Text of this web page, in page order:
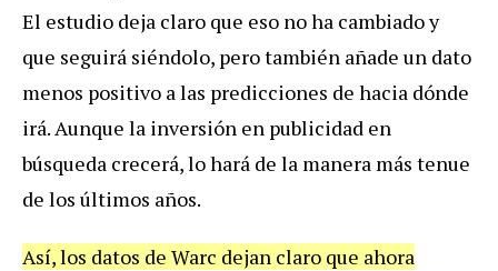
El estudio deja claro que eso no ha cambiado y
que seguirá siéndolo, pero también añade un dato
menos positivo a las predicciones de hacia dónde
irá. Aunque la inversión en publicidad en
búsqueda crecerá, lo hará de la manera más tenue
de los últimos años.
Así, los datos de Warc dejan claro que ahora